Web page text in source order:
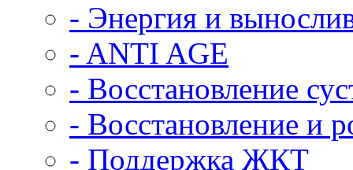
- Энергия и
- ANTI AGE
- Восстановление
- Восстановление и
- Поддержка ЖКТ